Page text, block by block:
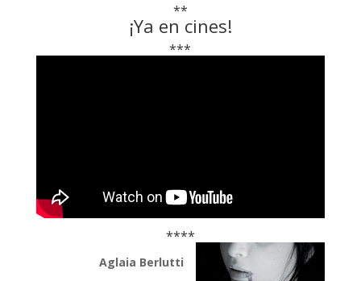
**
¡Ya en cines!
***
****
Aglaia Berlutti